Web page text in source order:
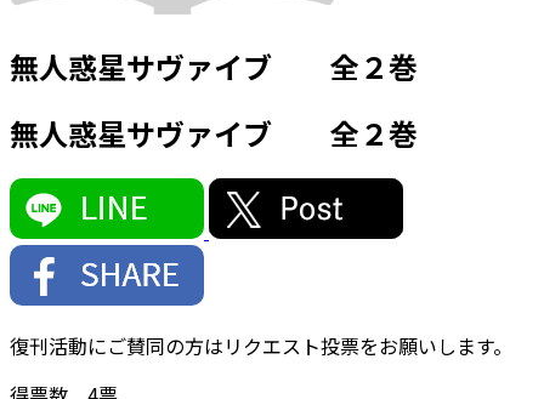
無人惑星サヴァイブ 全２巻
無人惑星サヴァイブ 全２巻
復刊活動にご賛同の方はリクエスト投票をお願いします。